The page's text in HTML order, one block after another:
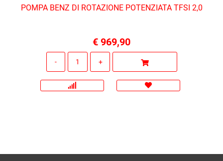
POMPA BENZ DI ROTAZIONE POTENZIATA TFSI 2,0
€ 969,90